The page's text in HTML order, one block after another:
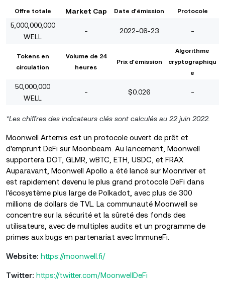
Offre totale Market Cap Date d'émission Protocole
5,000,000,000
WELL
- 2022-06-23 -
Tokens en
circulation
Volume de 24
heures
Prix d'émission
Algorithme
cryptographiqu
e
50,000,000
WELL
- $0.026 -
*Les chiffres des indicateurs clés sont calculés au 22 juin 2022.
Moonwell Artemis est un protocole ouvert de prêt et
d'emprunt DeFi sur Moonbeam. Au lancement, Moonwell
supportera DOT, GLMR, wBTC, ETH, USDC, et FRAX.
Auparavant, Moonwell Apollo a été lancé sur Moonriver et
est rapidement devenu le plus grand protocole DeFi dans
l'écosystème plus large de Polkadot, avec plus de 300
millions de dollars de TVL. La communauté Moonwell se
concentre sur la sécurité et la sûreté des fonds des
utilisateurs, avec de multiples audits et un programme de
primes aux bugs en partenariat avec ImmuneFi.
Website: https://moonwell.fi/
Twitter: https://twitter.com/MoonwellDeFi